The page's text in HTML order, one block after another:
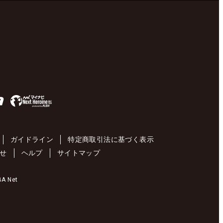
ガイドライン
特定商取引法に基づく表示
ヘルプ サイトマップ
Net